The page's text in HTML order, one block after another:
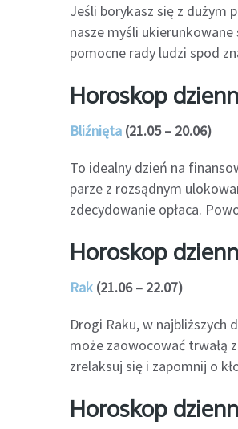
Jeśli borykasz się z dużym
nasze myśli
pomocne rady ludzi spod
Horoskop
Bliźnięta (21.05 – 20.06)
To idealny dzień na
parze z rozsądnym
zdecydowanie opłaca.
Horoskop
Rak (21.06 – 22.07)
Drogi Raku, w najbliższych
może zaowocować trwałą
zrelaksuj się i zapomnij o
Horoskop